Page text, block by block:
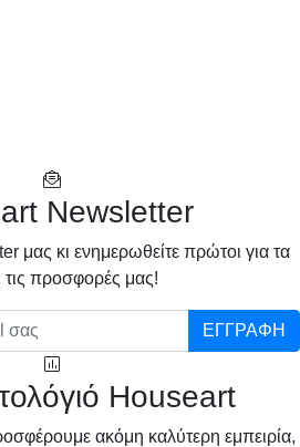
Newsletter
μας κι ενημερωθείτε πρώτοι για τα
τις προσφορές μας!
ΕΓΓΡΑΦΗ
Houseart
ακόμη καλύτερη εμπειρία,